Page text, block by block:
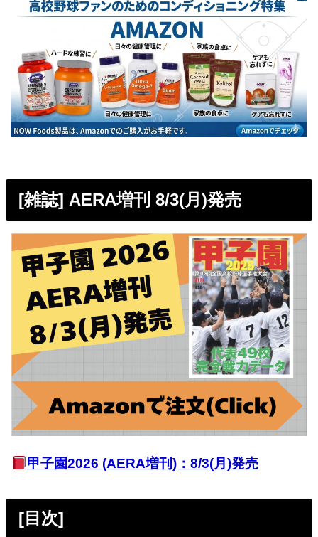
[雑誌] AERA増刊 8/3(月)発売
甲子園2026 (AERA増刊)：8/3(月)発売
[目次]